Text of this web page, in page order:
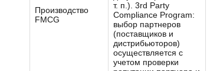
Производство
FMCG
т. п.). 3rd Party
Compliance Program:
выбор партнеров
(поставщиков и
дистрибьюторов)
осуществляется с
учетом проверки